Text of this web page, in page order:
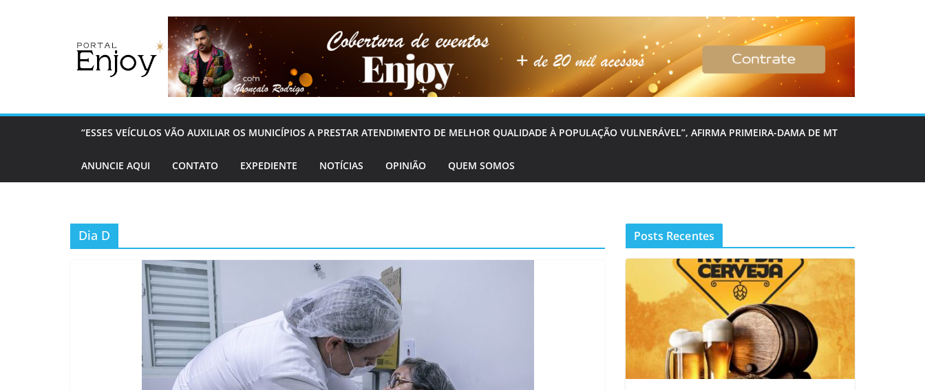
“ESSES VEÍCULOS VÃO AUXILIAR OS MUNICÍPIOS A PRESTAR ATENDIMENTO DE MELHOR QUALIDADE À POPULAÇÃO VULNERÁVEL”, AFIRMA PRIMEIRA-DAMA DE MT
ANUNCIE AQUI CONTATO EXPEDIENTE NOTÍCIAS OPINIÃO QUEM SOMOS
Dia D Posts Recentes